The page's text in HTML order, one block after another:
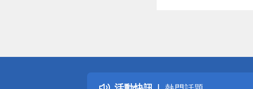
詐騙網頁！請小心！
得獎公告